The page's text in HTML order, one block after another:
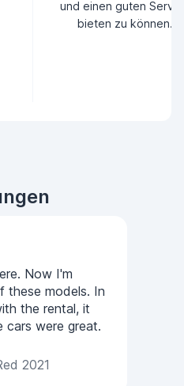
und einen guten
bieten zu können.
Now I'm
these models. In
the rental, it
cars were great.
2021